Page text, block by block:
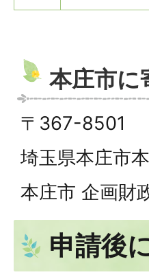
本庄市に
〒367-8501
埼玉県本庄市
本庄市 企画財
申請後